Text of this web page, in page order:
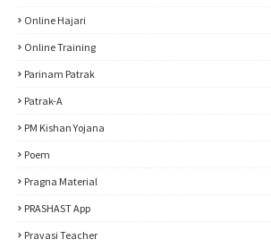
Online Hajari
Online Training
Parinam Patrak
Patrak-A
PM Kishan Yojana
Poem
Pragna Material
PRASHAST App
Pravasi Teacher